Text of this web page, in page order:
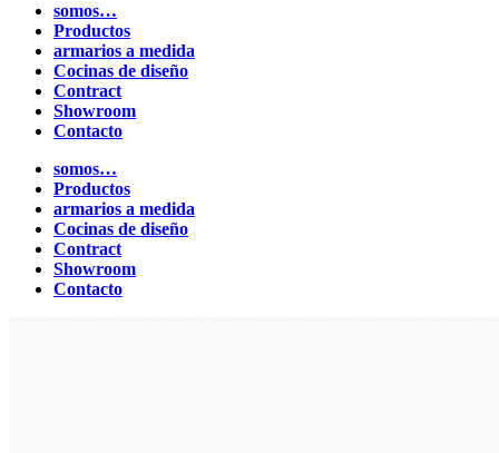
somos…
Productos
armarios a medida
Cocinas de diseño
Contract
Showroom
Contacto
somos…
Productos
armarios a medida
Cocinas de diseño
Contract
Showroom
Contacto